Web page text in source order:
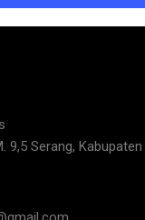
9,5 Serang,